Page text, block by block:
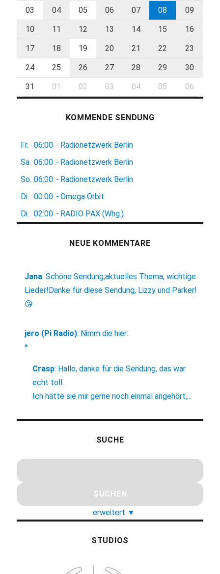
03 04 05 06 07 08 09
10 11 12 13 14 15 16
17 18 19 20 21 22 23
24 25 26 27 28 29 30
31 01 02 03 04 05 06
KOMMENDE SENDUNG
Fr. 06:00 - Radionetzwerk Berlin
Sa. 06:00 - Radionetzwerk Berlin
So. 06:00 - Radionetzwerk Berlin
Di.
00:00 - Omega Orbit
Di.
02:00 - RADIO PAX (Whg.)
NEUE KOMMENTARE
Jana:Schöne Sendung,aktuelles Thema, wichtige
Lieder!Danke für diese Sendung, Lizzy und Parker!
😘
jero (Pi Radio): Nimm die hier:
*
Crasp: Hallo, danke für die Sendung, das war
echt toll.
Ich hätte sie mir gerne noch einmal angehört,...
SUCHE
erweitert ▼
STUDIOS